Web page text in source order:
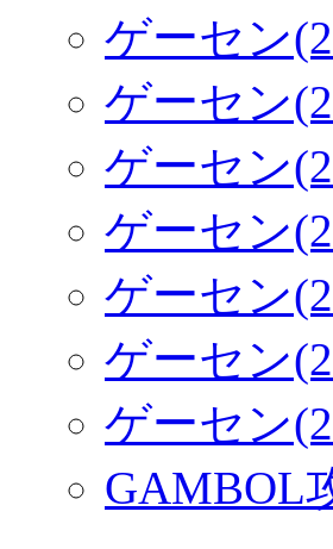
ゲーセン
ゲーセン
ゲーセン
ゲーセン
ゲーセン
ゲーセン
ゲーセン
GAMBOL